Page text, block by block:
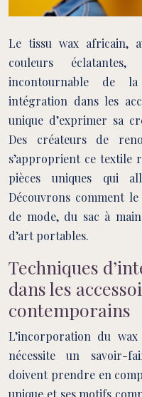
Le tissu wax africain,
couleurs
incontournable de
intégration dans les
unique d’exprimer sa
Des créateurs de
s’approprient ce textile
pièces uniques qui
Découvrons comment
de mode, du sac à
d’art portables.
Techniques
dans les
contemporains
L’incorporation du
nécessite un savoir-
doivent prendre en
unique et ses motifs